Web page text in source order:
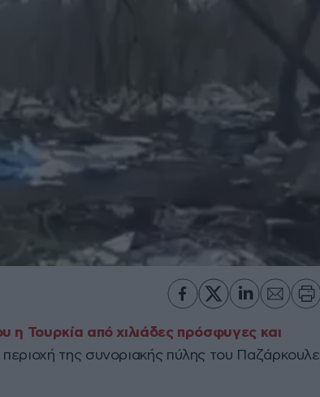
η Τουρκία από χιλιάδες πρόσφυγες και
της συνοριακής πύλης του Παζάρκουλε